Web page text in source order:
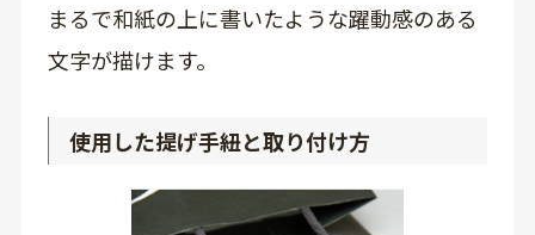
まるで和紙の上に書いたような躍動感のある
文字が描けます。
使用した提げ手紐と取り付け方